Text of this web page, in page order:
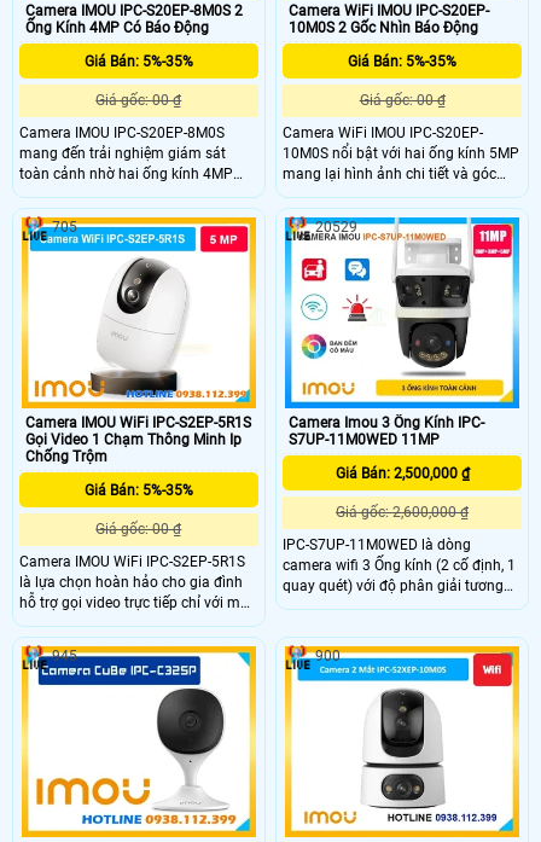
Camera IMOU IPC-S20EP-8M0S 2
Ống Kính 4MP Có Báo Động
Giá Bán: 5%-35%
Giá gốc: 00 ₫
Camera IMOU IPC-S20EP-8M0S
mang đến trải nghiệm giám sát
toàn cảnh nhờ hai ống kính 4MP
cho hình ảnh siêu rõ màu sắc trung
thực cả ngày lẫn đêm. Khả năng
xoay linh hoạt 360° kết hợp nhận
diện người nhờ công nghệ AI giúp
theo dõi chuyển động chính xác. Hỗ
trợ đàm thoại hai chiều lưu trữ đa
phương tiện và điều khiển từ xa qua
ứng dụng IMOU Life.
Camera WiFi IMOU IPC-S20EP-
10M0S 2 Gốc Nhìn Báo Động
Giá Bán: 5%-35%
Giá gốc: 00 ₫
Camera WiFi IMOU IPC-S20EP-
10M0S nổi bật với hai ống kính 5MP
mang lại hình ảnh chi tiết và góc
nhìn toàn cảnh 360°. Cả hai ống
kính hoạt động đồng thời – một cố
định một xoay linh hoạt – giúp
quan sát toàn bộ không gian mà
không bỏ sót điểm mù. Hỗ trợ quay
quét nhận diện người chuẩn xác và
đàm thoại hai chiều qua app IMOU
Life tiện lợi.
Camera IMOU WiFi IPC-S2EP-5R1S
Gọi Video 1 Chạm Thông Minh Ip
Chống Trộm
Giá Bán: 5%-35%
Giá gốc: 00 ₫
Camera IMOU WiFi IPC-S2EP-5R1S
là lựa chọn hoàn hảo cho gia đình
hỗ trợ gọi video trực tiếp chỉ với một
chạm hình ảnh sắc nét Full HD âm
thanh hai chiều rõ ràng. Tích hợp
cảm biến hồng ngoại giúp quan sát
ban đêm chi tiết khả năng kết nối ổn
định qua WiFi6 hỗ trợ giám sát từ
xa qua app IMOU Life.
705
Camera Imou 3 Ống Kính IPC-
S7UP-11M0WED 11MP
Giá Bán: 2,500,000 ₫
Giá gốc: 2,600,000 ₫
IPC-S7UP-11M0WED là dòng
camera wifi 3 Ống kính (2 cố định, 1
quay quét) với độ phân giải tương
ứng 3MP + 3MP + 5MP đem lại tầm
4 chế độ ánh sáng ban đêm giám
sát linh hoạt, tích hợp 2 khe cắm thẻ
nhớ dung lượng đến 1TB, kết nối
Wifi 6(2.4Ghz) và trang bị chức
năng Báo Động Chủ Động còi đèn
chủ động bảo vệ an ninh hiệu quả
20529
945 900